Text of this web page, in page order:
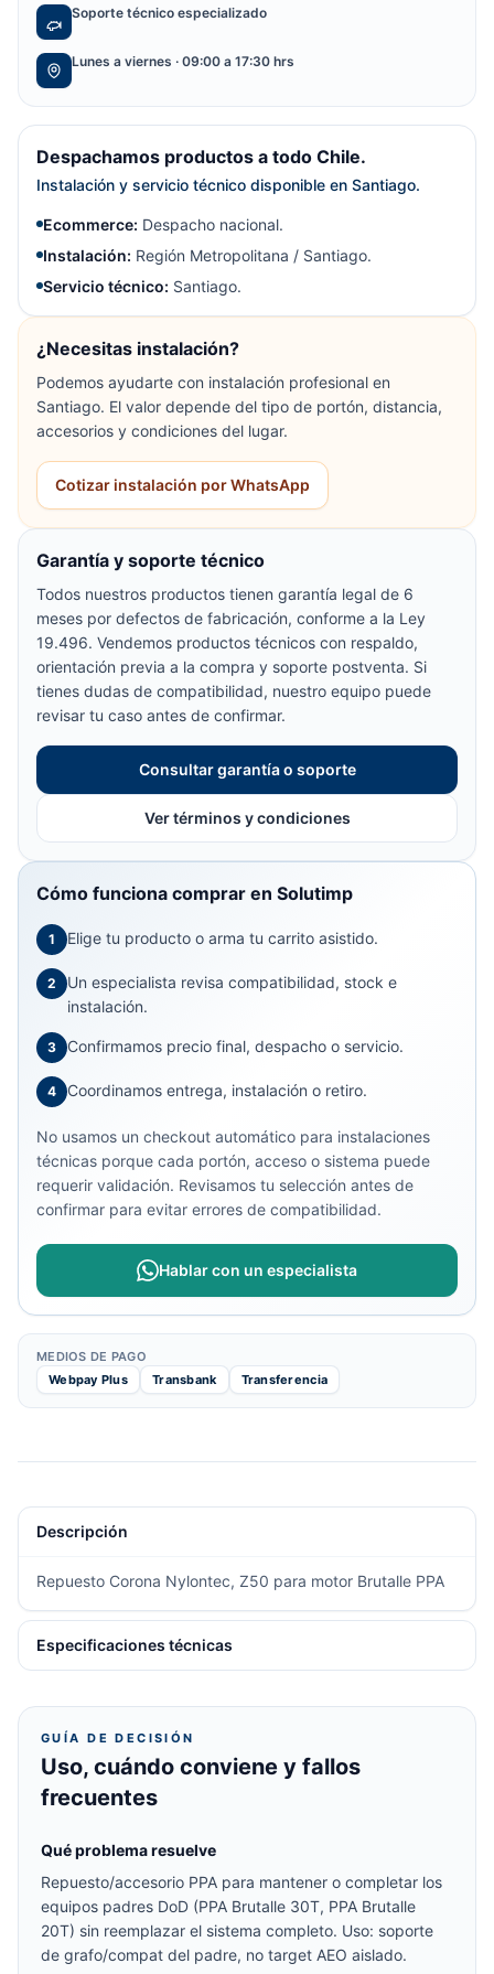
Soporte técnico especializado
Lunes a viernes · 09:00 a 17:30 hrs
Despachamos productos a todo Chile.
Instalación y servicio técnico disponible en Santiago.
Ecommerce: Despacho nacional.
Instalación: Región Metropolitana / Santiago.
Servicio técnico: Santiago.
¿Necesitas instalación?
Podemos ayudarte con instalación profesional en
Santiago. El valor depende del tipo de portón, distancia,
accesorios y condiciones del lugar.
Cotizar instalación por WhatsApp
Garantía y soporte técnico
Todos nuestros productos tienen garantía legal de 6
meses por defectos de fabricación, conforme a la Ley
19.496. Vendemos productos técnicos con respaldo,
orientación previa a la compra y soporte postventa. Si
tienes dudas de compatibilidad, nuestro equipo puede
revisar tu caso antes de confirmar.
Consultar garantía o soporte
Ver términos y condiciones
Cómo funciona comprar en Solutimp
1 Elige tu producto o arma tu carrito asistido.
2
Un especialista revisa compatibilidad, stock e
instalación.
3 Confirmamos precio final, despacho o servicio.
4 Coordinamos entrega, instalación o retiro.
No usamos un checkout automático para instalaciones
técnicas porque cada portón, acceso o sistema puede
requerir validación. Revisamos tu selección antes de
confirmar para evitar errores de compatibilidad.
Hablar con un especialista
MEDIOS DE PAGO
Webpay Plus
Transbank Transferencia
Descripción
Repuesto Corona Nylontec, Z50 para motor Brutalle PPA
Especificaciones técnicas
GUÍA DE DECISIÓN
Uso, cuándo conviene y fallos
frecuentes
Qué problema resuelve
Repuesto/accesorio PPA para mantener o completar los
equipos padres DoD (PPA Brutalle 30T, PPA Brutalle
20T) sin reemplazar el sistema completo. Uso: soporte
de grafo/compat del padre, no target AEO aislado.